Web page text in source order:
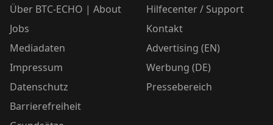
Über BTC-ECHO | About
Jobs
Mediadaten
Impressum
Datenschutz
Barrierefreiheit
Hilfecenter / Support
Kontakt
Advertising (EN)
Werbung (DE)
Pressebereich